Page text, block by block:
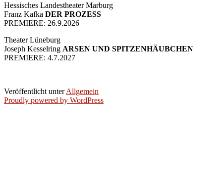
Hessisches Landestheater Marburg
Franz Kafka DER PROZESS
PREMIERE: 26.9.2026
Theater Lüneburg
Joseph Kesselring ARSEN UND SPITZENHÄUBCHEN
PREMIERE: 4.7.2027
Veröffentlicht unter Allgemein
Proudly powered by WordPress